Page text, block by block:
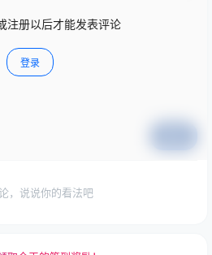
注册以后才能发表评论
登录
，说说你的看法吧